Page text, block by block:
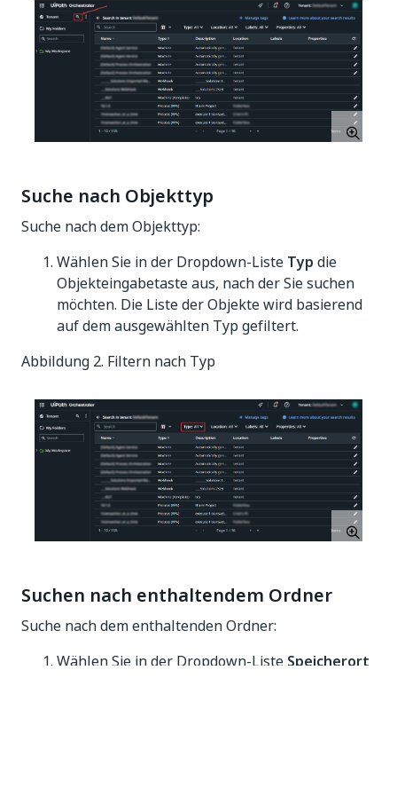
Suche nach Objekttyp
Suche nach dem Objekttyp:
Wählen Sie in der Dropdown-Liste Typ die
Objekteingabetaste aus, nach der Sie suchen
möchten. Die Liste der Objekte wird basierend
auf dem ausgewählten Typ gefiltert.
Abbildung 2. Filtern nach Typ
Suchen nach enthaltendem Ordner
Suche nach dem enthaltenden Ordner:
Wählen Sie in der Dropdown-Liste Speicherort